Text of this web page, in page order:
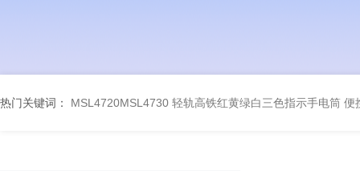
热门关键词： MSL4720MSL4730 轻轨高铁红黄绿白三色指示手电筒 便